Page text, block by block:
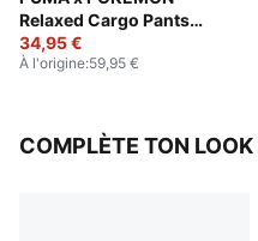
Relaxed Cargo Pants
Youth
34,95 €
À l'origine:59,95 €
COMPLÈTE TON LOOK